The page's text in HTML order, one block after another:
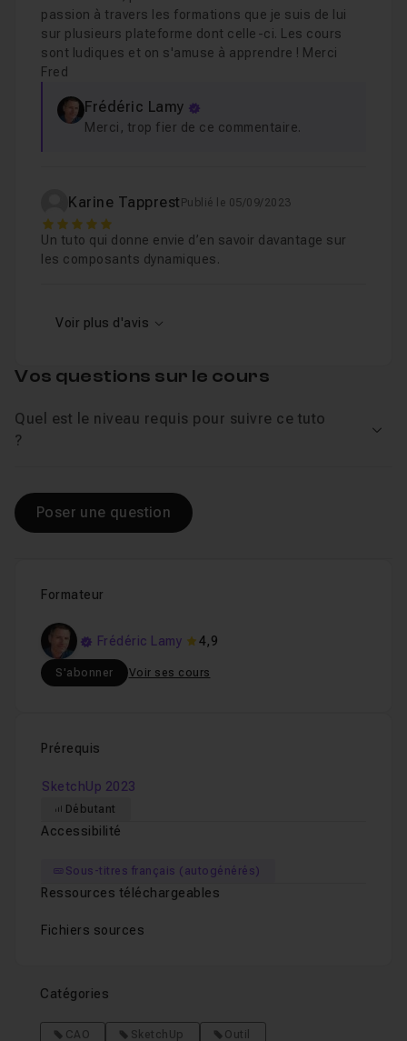
passion à travers les formations que je suis de lui
sur plusieurs plateforme dont celle-ci. Les cours
sont ludiques et on s'amuse à apprendre ! Merci
Fred
Frédéric Lamy
Merci, trop fier de ce commentaire.
Karine Tapprest Publié le 05/09/2023
5
Un tuto qui donne envie d’en savoir davantage sur
les composants dynamiques.
Voir plus d'avis
Formateur
Frédéric Lamy 4,9
S'abonner Voir ses cours
Prérequis
SketchUp 2023
Débutant
Accessibilité
Sous-titres français (autogénérés)
Ressources téléchargeables
Fichiers sources
Catégories
CAO SketchUp
Outil
Vos questions sur le cours
Quel est le niveau requis pour suivre ce tuto
?
Poser une question